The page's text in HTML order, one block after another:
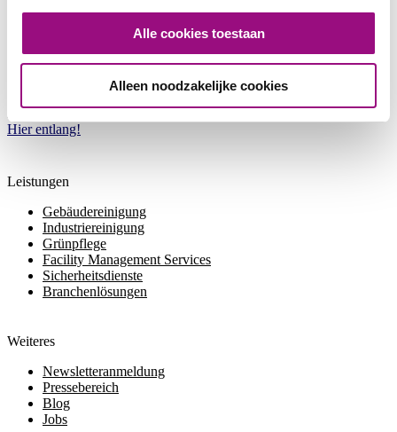
Alle cookies toestaan
Alleen noodzakelijke cookies
Kontakt aufnehmen?
Hier entlang!
Leistungen
Gebäudereinigung
Industriereinigung
Grünpflege
Facility Management Services
Sicherheitsdienste
Branchenlösungen
Weiteres
Newsletteranmeldung
Pressebereich
Blog
Jobs